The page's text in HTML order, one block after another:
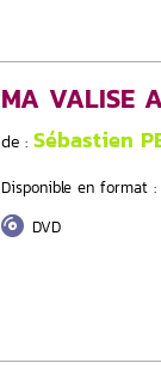
MA VALISE
de : Sébastien
Disponible en format :
DVD